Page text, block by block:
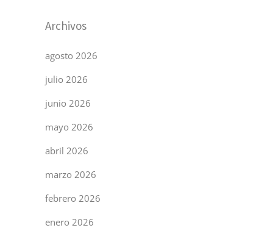
Archivos
agosto 2026
julio 2026
junio 2026
mayo 2026
abril 2026
marzo 2026
febrero 2026
enero 2026